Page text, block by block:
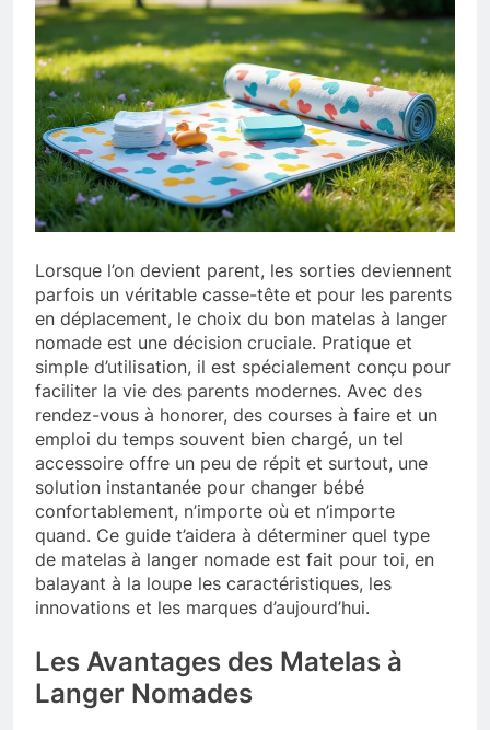
Lorsque l’on devient parent, les sorties deviennent
parfois un véritable casse-tête et pour les parents
en déplacement, le choix du bon matelas à langer
nomade est une décision cruciale. Pratique et
simple d’utilisation, il est spécialement conçu pour
faciliter la vie des parents modernes. Avec des
rendez-vous à honorer, des courses à faire et un
emploi du temps souvent bien chargé, un tel
accessoire offre un peu de répit et surtout, une
solution instantanée pour changer bébé
confortablement, n’importe où et n’importe
quand. Ce guide t’aidera à déterminer quel type
de matelas à langer nomade est fait pour toi, en
balayant à la loupe les caractéristiques, les
innovations et les marques d’aujourd’hui.
Les Avantages des Matelas à
Langer Nomades